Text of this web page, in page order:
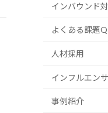
インバウンド
よくある課題
人材採用
インフルエン
事例紹介